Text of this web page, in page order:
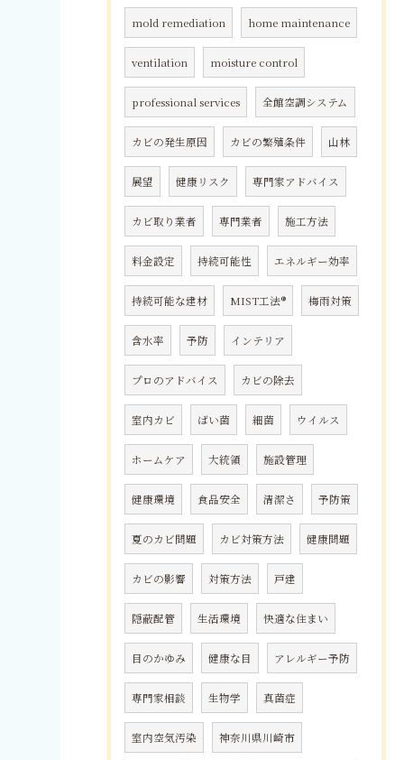
mold remediation home maintenance
ventilation moisture control
professional services 全館空調システム
カビの発生原因 カビの繁殖条件 山林
展望 健康リスク 専門家アドバイス
カビ取り業者 専門業者 施工方法
料金設定 持続可能性 エネルギー効率
持続可能な建材 MIST工法® 梅雨対策
含水率 予防 インテリア
プロのアドバイス カビの除去
室内カビ ばい菌 細菌 ウイルス
ホームケア 大統領 施設管理
健康環境 食品安全 清潔さ 予防策
夏のカビ問題 カビ対策方法 健康問題
カビの影響 対策方法 戸建
隠蔽配管 生活環境 快適な住まい
目のかゆみ 健康な目 アレルギー予防
専門家相談 生物学 真菌症
室内空気汚染 神奈川県川崎市